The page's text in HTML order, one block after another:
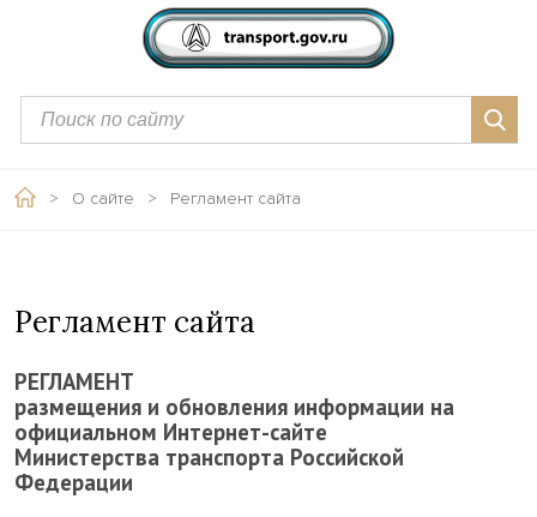
> О сайте > Регламент сайта
Регламент сайта
РЕГЛАМЕНТ
размещения и обновления информации на
официальном Интернет-сайте
Министерства транспорта Российской
Федерации